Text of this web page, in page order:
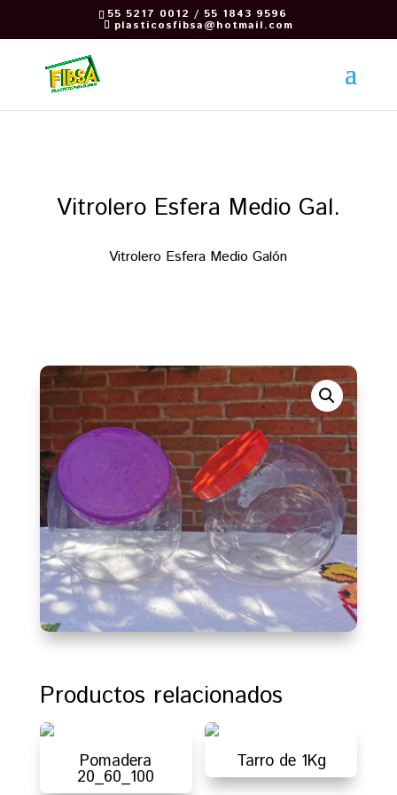
55 5217 0012 / 55 1843 9596
plasticosfibsa@hotmail.com
Vitrolero Esfera Medio Gal.
Vitrolero Esfera Medio Galón
Productos relacionados
Pomadera
20_60_100
Tarro de 1Kg